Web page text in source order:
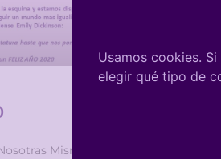
Mismas: Un año
Usamos cookies.
elegir qué tipo de